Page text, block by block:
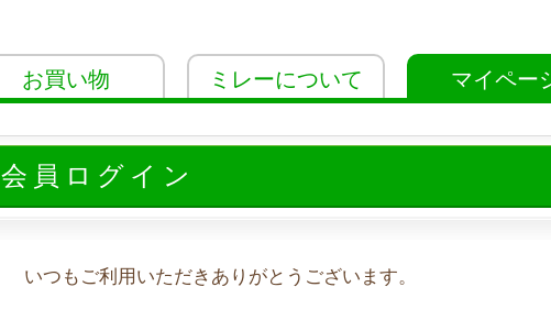
お買い物 ミレーについて マイペー
会員ログイン
いつもご利用いただきありがとうございます。